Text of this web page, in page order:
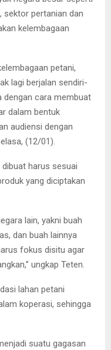
sektor pertanian dan
kelembagaan
petani,
lagi berjalan sendiri-
dengan cara membuat
dalam bentuk
audiensi dengan
(12/01).
harus sesuai
yang diciptakan
lain, yakni buah
dan buah lainnya
fokus disitu agar
ungkap Teten.
lahan petani
koperasi, sehingga
suatu gagasan